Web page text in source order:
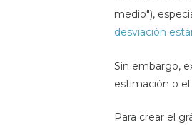
medio"),
desviación
Sin embargo,
estimación o el
Para crear el